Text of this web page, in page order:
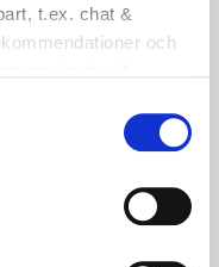
t.ex. chat &
och